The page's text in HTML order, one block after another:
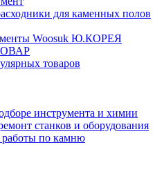
для каменных полов
Woosuk Ю.КОРЕЯ
товаров
инструмента и химии
станков и оборудования
работы по камню